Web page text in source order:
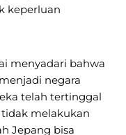
keperluan
menyadari bahwa
negara
telah tertinggal
melakukan
Jepang bisa